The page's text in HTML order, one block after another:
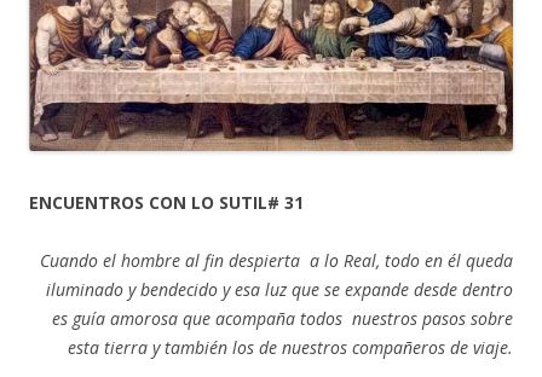
ENCUENTROS CON LO SUTIL# 31
Cuando el hombre al fin despierta a lo Real, todo en él queda
iluminado y bendecido y esa luz que se expande desde dentro
es guía amorosa que acompaña todos nuestros pasos sobre
esta tierra y también los de nuestros compañeros de viaje.